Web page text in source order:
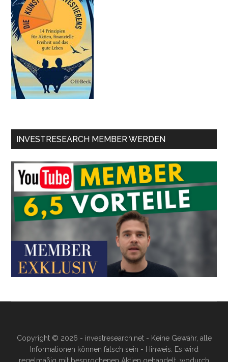
INVESTRESEARCH MEMBER WERDEN
Copyright © 2026 - investresearch.net - Keine Gewähr, alle
Informationen können falsch sein - Hinweis: Es wird
regelmäßig mit besprochenen Aktien gehandelt, wodurch